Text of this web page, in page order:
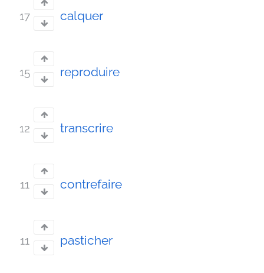
17 calquer
15 reproduire
12 transcrire
11 contrefaire
11 pasticher